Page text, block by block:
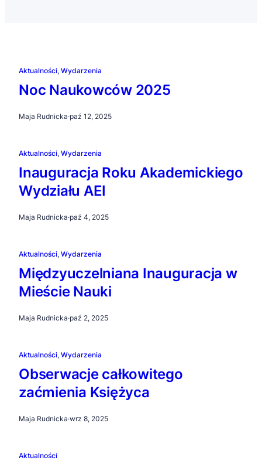
Aktualności, Wydarzenia
Noc Naukowców 2025
Maja Rudnicka·paź 12, 2025
Aktualności, Wydarzenia
Inauguracja Roku Akademickiego
Wydziału AEI
Maja Rudnicka·paź 4, 2025
Aktualności, Wydarzenia
Międzyuczelniana Inauguracja w
Mieście Nauki
Maja Rudnicka·paź 2, 2025
Aktualności, Wydarzenia
Obserwacje całkowitego
zaćmienia Księżyca
Maja Rudnicka·wrz 8, 2025
Aktualności